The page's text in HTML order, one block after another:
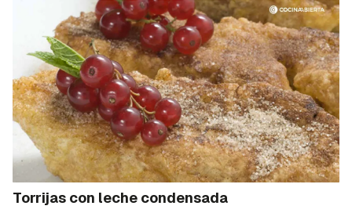
Torrijas con leche condensada